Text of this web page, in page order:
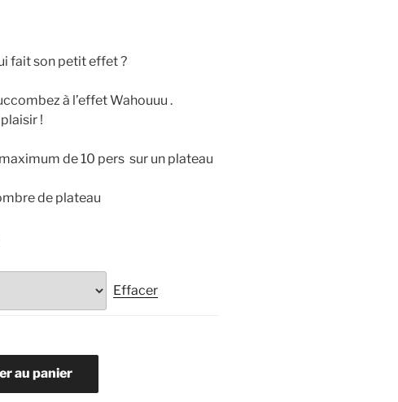
:
€
€
fait son petit effet ?
à l’effet Wahouuu .
!
de 10 pers sur un plateau
de plateau
Effacer
au panier